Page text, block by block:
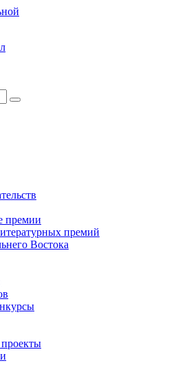
премии
премий
Востока
проекты